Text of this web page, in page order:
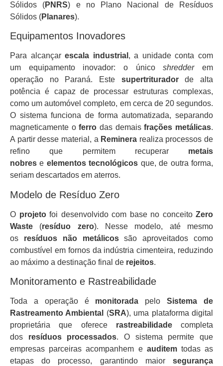
Sólidos (PNRS) e no Plano Nacional de Resíduos
Sólidos (Planares).
Equipamentos Inovadores
Para alcançarescala industrial , a unidade conta com
um equipamento inovador: o únicoshredderem
operação no Paraná. Este supertrituradorde alta
potência é capaz de processar estruturas complexas,
como um automóvel completo, em cerca de 20 segundos.
O sistema funciona de forma automatizada, separando
magneticamente oferro das demaisfrações metálicas.
A partir desse material, a Reminera realiza processos de
refino que permitem recuperarmetais
nobres e elementos tecnológicos que, de outra forma,
seriam descartados em aterros.
Modelo de Resíduo Zero
O projetofoi desenvolvido com base no conceito Zero
Waste (resíduo zero). Nesse modelo, até mesmo
os resíduos não metálicossão aproveitados como
combustível em fornos da indústria cimenteira, reduzindo
ao máximo a destinação final de rejeitos.
Monitoramento e Rastreabilidade
Toda a operação é monitorada peloSistema de
Rastreamento Ambiental
(SRA), uma plataforma digital
proprietária que oferece rastreabilidadecompleta
dos resíduos processados. O sistema permite que
empresas parceiras acompanhem e auditemtodas as
etapas do processo, garantindo maior segurança